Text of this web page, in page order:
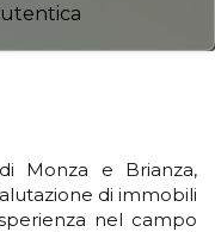
Monza e Brianza,
di immobili
nel campo